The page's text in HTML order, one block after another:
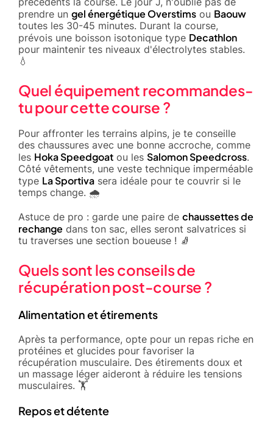
prendre un gel énergétique Overstims ou Baouw
toutes les 30-45 minutes. Durant la course,
prévois une boisson isotonique type Decathlon
pour maintenir tes niveaux d'électrolytes stables.
💧
Quel équipement recommandes-
tu pour cette course ?
Pour affronter les terrains alpins, je te conseille
des chaussures avec une bonne accroche, comme
les Hoka Speedgoat ou les Salomon Speedcross.
Côté vêtements, une veste technique imperméable
type La Sportiva sera idéale pour te couvrir si le
temps change. 🌧️
Astuce de pro : garde une paire de chaussettes de
rechange dans ton sac, elles seront salvatrices si
tu traverses une section boueuse ! 🧦
Quels sont les conseils de
récupération post-course ?
Alimentation et étirements
Après ta performance, opte pour un repas riche en
protéines et glucides pour favoriser la
récupération musculaire. Des étirements doux et
un massage léger aideront à réduire les tensions
musculaires. 🏋️
Repos et détente